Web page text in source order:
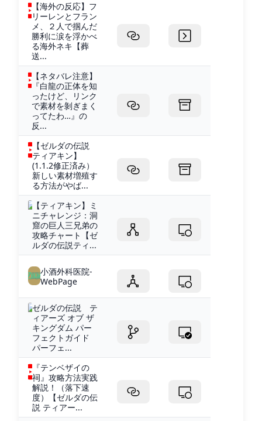
【海外の反応】フ
リーレンとフラン
メ、２人で掴んだ
勝利に涙を浮かべ
る海外ネキ【葬
送...
【ネタバレ注意】
『白龍の正体を知
ったけど、リンク
で素材を剝ぎまく
ってたわ…』の
反...
【ゼルダの伝説
ティアキン】
(1.1.2修正済み）
新しい素材増殖す
る方法がやば...
【ティアキン】ミ
ニチャレンジ：洞
窟の巨人三兄弟の
攻略チャート【ゼ
ルダの伝説ティ...
小酒外科医院-
WebPage
ゼルダの伝説 テ
ィアーズ オブ ザ
キングダム パー
フェクトガイド
パーフェ...
『テンベザイの
祠』攻略方法実践
解説！（落下速
度）【ゼルダの伝
説 ティアー...